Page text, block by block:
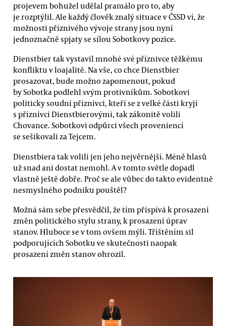
projevem bohužel udělal pramálo pro to, aby
je rozptýlil. Ale každý člověk znalý situace v ČSSD ví, že
možnosti příznivého vývoje strany jsou nyní
jednoznačně spjaty se sílou Sobotkovy pozice.
Dienstbier tak vystavil mnohé své příznivce těžkému
konfliktu v loajalitě. Na vše, co chce Dienstbier
prosazovat, bude možno zapomenout, pokud
by Sobotka podlehl svým protivníkům. Sobotkovi
politicky soudní příznivci, kteří se z velké části kryjí
s příznivci Dienstbierovými, tak zákonitě volili
Chovance. Sobotkovi odpůrci všech proveniencí
se sešikovali za Tejcem.
Dienstbiera tak volili jen jeho nejvěrnější. Méně hlasů
už snad ani dostat nemohl. A v tomto světle dopadl
vlastně ještě dobře. Proč se ale vůbec do takto evidentně
nesmyslného podniku pouštěl?
Možná sám sebe přesvědčil, že tím přispívá k prosazení
změn politického stylu strany, k prosazení úprav
stanov. Hluboce se v tom ovšem mýlí. Tříštěním sil
podporujících Sobotku ve skutečnosti naopak
prosazení změn stanov ohrozil.